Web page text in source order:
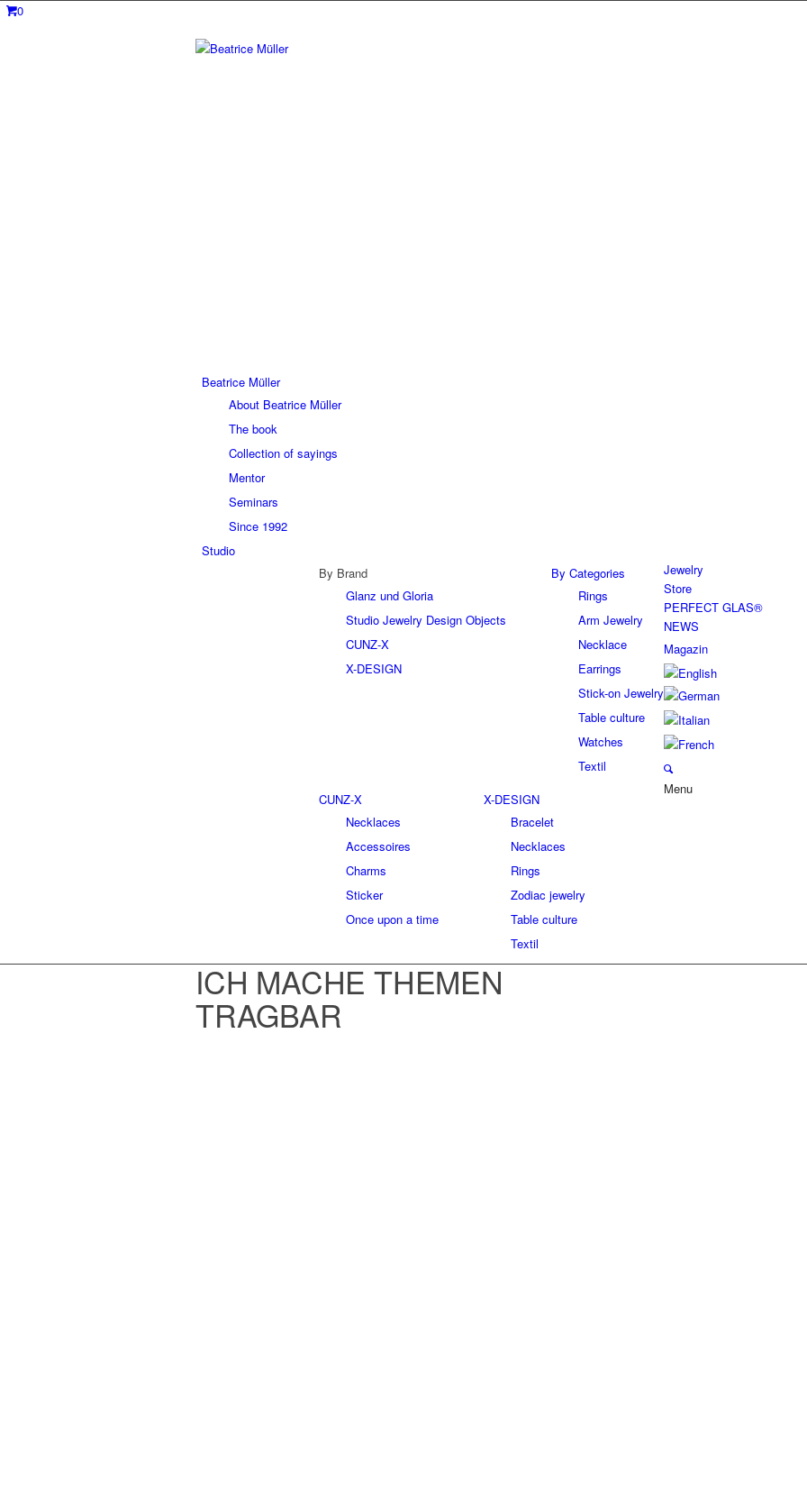
0
Beatrice Müller
About Beatrice Müller
The book
Collection of sayings
Mentor
Seminars
Since 1992
Studio
Jewelry
By Brand
Glanz und Gloria
Studio Jewelry Design Objects
CUNZ-X
X-DESIGN
By Categories
Rings
Arm Jewelry
Necklace
Earrings
Stick-on Jewelry
Table culture
Watches
Textil
Store
CUNZ-X
Necklaces
Accessoires
Charms
Sticker
Once upon a time
X-DESIGN
Bracelet
Necklaces
Rings
Zodiac jewelry
Table culture
Textil
PERFECT GLAS®
NEWS
Magazin
Menu
ICH MACHE THEMEN
TRAGBAR